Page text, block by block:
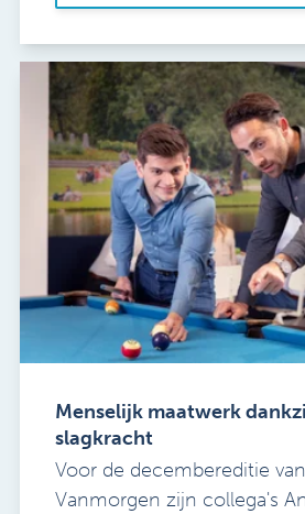
Menselijk maatwerk
slagkracht
Voor de decembereditie
Vanmorgen zijn collega's